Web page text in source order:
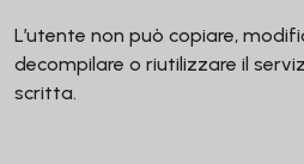
L’utente non può copiare,
decompilare o riutilizzare il
scritta.